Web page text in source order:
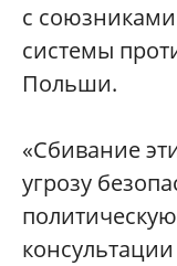
с
системы
Польши.
«Сбивание
угрозу